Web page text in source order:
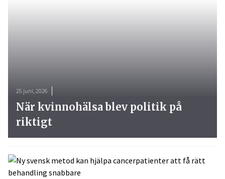
25 juni, 2026
När kvinnohälsa blev politik på
riktigt